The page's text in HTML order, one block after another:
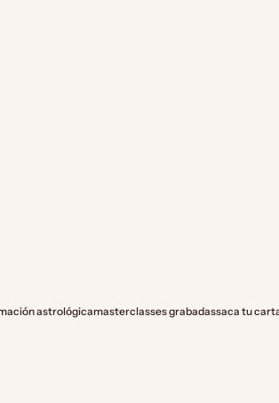
astrológicamasterclasses grabadassaca tu